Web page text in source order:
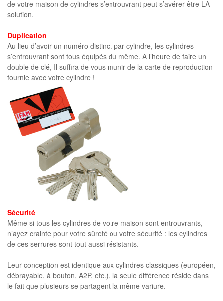
de votre maison de cylindres s’entrouvrant peut s’avérer être LA
solution.
Duplication
Au lieu d’avoir un numéro distinct par cylindre, les cylindres
s’entrouvrant sont tous équipés du même. A l’heure de faire un
double de clé, Il suffira de vous munir de la carte de reproduction
fournie avec votre cylindre !
Sécurité
Même si tous les cylindres de votre maison sont entrouvrants,
n’ayez crainte pour votre sûreté ou votre sécurité : les cylindres
de ces serrures sont tout aussi résistants.
Leur conception est identique aux cylindres classiques (européen,
débrayable, à bouton, A2P, etc.), la seule différence réside dans
le fait que plusieurs se partagent la même variure.